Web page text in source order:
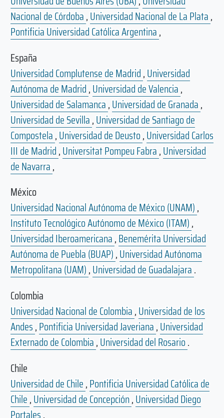
Nacional de Córdoba,Universidad Nacional de La Plata,
Pontificia Universidad Católica Argentina,
España
Universidad Complutense de Madrid,Universidad
Autónoma de Madrid,Universidad de Valencia,
Universidad de Salamanca,Universidad de Granada,
Universidad de Sevilla,Universidad de Santiago de
Compostela,Universidad de Deusto,Universidad Carlos
III de Madrid,Universitat Pompeu Fabra,Universidad
de Navarra,
México
Universidad Nacional Autónoma de México (UNAM),
Instituto Tecnológico Autónomo de México (ITAM),
Universidad Iberoamericana,Benemérita Universidad
Autónoma de Puebla (BUAP),Universidad Autónoma
Metropolitana (UAM),Universidad de Guadalajara.
Colombia
Universidad Nacional de Colombia,Universidad de los
Andes,Pontificia Universidad Javeriana,Universidad
Externado de Colombia,Universidad del Rosario.
Chile
Universidad de Chile,Pontificia Universidad Católica de
Chile,Universidad de Concepción,Universidad Diego
Portales.